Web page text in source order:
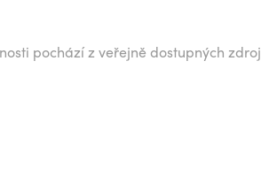
pochází z veřejně dostupných